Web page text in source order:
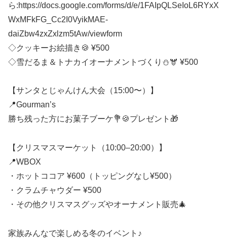
ら:https://docs.google.com/forms/d/e/1FAIpQLSeIoL6RYxX
WxMFkFG_Cc2I0VyikMAE-
daiZbw4zxZxlzm5tAw/viewform
◇クッキーお絵描き🍪 ¥500
◇雪だるま＆トナカイオーナメントづくり⛄️🫎 ¥500
【サンタとじゃんけん大会（15:00〜）】
📍Gourman’s
勝ち残った方にお菓子ブーケ💐🍪プレゼント🎁
【クリスマスマーケット（10:00–20:00）】
📍WBOX
・ホットココア ¥600（トッピングなし¥500）
・クラムチャウダー ¥500
・その他クリスマスグッズやオーナメント販売🎄
家族みんなで楽しめる冬のイベント♪